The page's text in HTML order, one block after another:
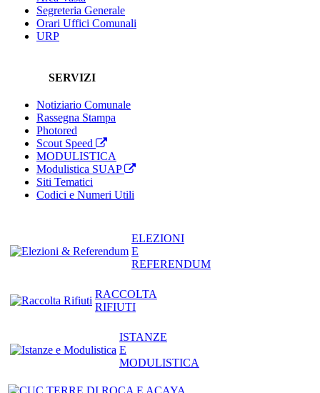
Segreteria Generale
Orari Uffici Comunali
URP
SERVIZI
Notiziario Comunale
Rassegna Stampa
Photored
Scout Speed
MODULISTICA
Modulistica SUAP
Siti Tematici
Codici e Numeri Utili
ELEZIONI
E
REFERENDUM
RACCOLTA
RIFIUTI
ISTANZE
E
MODULISTICA